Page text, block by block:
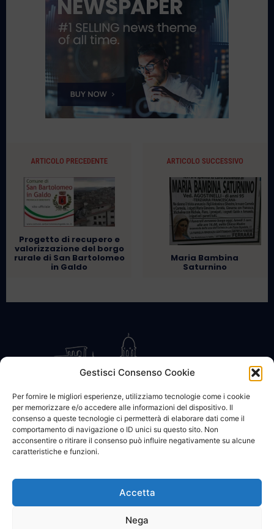
Gestisci Consenso Cookie
Per fornire le migliori esperienze, utilizziamo tecnologie come i cookie
per memorizzare e/o accedere alle informazioni del dispositivo. Il
consenso a queste tecnologie ci permetterà di elaborare dati come il
comportamento di navigazione o ID unici su questo sito. Non
acconsentire o ritirare il consenso può influire negativamente su alcune
caratteristiche e funzioni.
Accetta
Nega
ARTICOLO PRECEDENTE
Progetto di recupero e
valorizzazione del borgo
rurale di San Bartolomeo
in Galdo
ARTICOLO SUCCESSIVO
Maria Bambina
Saturnino
CONTATTACI COOKIE POLICY PRIVACY
© 2002 - 2026 SanBartolomeo.info :::: powered by Go Web snc |